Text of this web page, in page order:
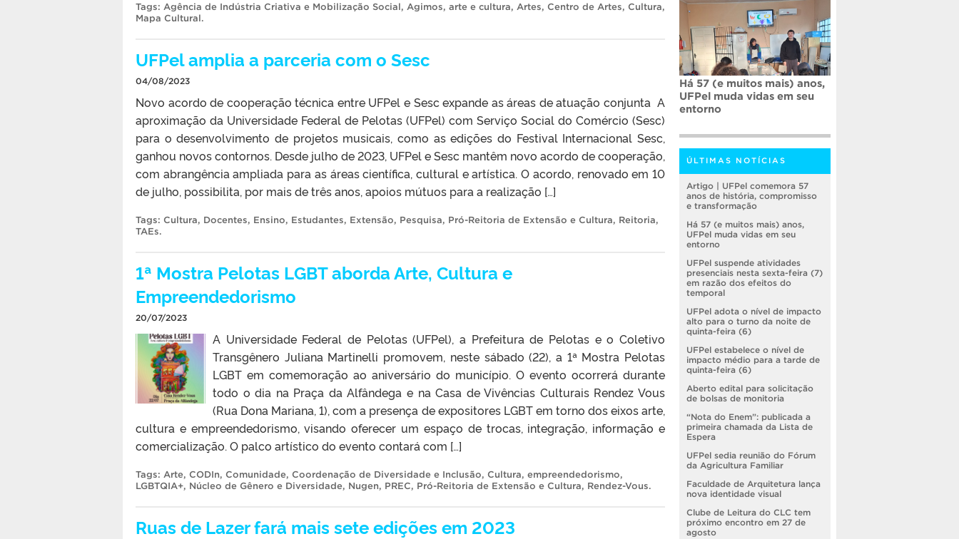
Tags: Agência de Indústria Criativa e Mobilização Social, Agimos, arte e cultura, Artes, Centro de Artes, Cultura,
Mapa Cultural.
UFPel amplia a parceria com o Sesc
04/08/2023
Novo acordo de cooperação técnica entre UFPel e Sesc expande as áreas de atuação conjunta A
aproximação da Universidade Federal de Pelotas (UFPel) com Serviço Social do Comércio (Sesc)
para o desenvolvimento de projetos musicais, como as edições do Festival Internacional Sesc,
ganhou novos contornos. Desde julho de 2023, UFPel e Sesc mantêm novo acordo de cooperação,
com abrangência ampliada para as áreas científica, cultural e artística. O acordo, renovado em 10
de julho, possibilita, por mais de três anos, apoios mútuos para a realização […]
Tags: Cultura, Docentes, Ensino, Estudantes, Extensão, Pesquisa, Pró-Reitoria de Extensão e Cultura, Reitoria,
TAEs.
1ª Mostra Pelotas LGBT aborda Arte, Cultura e
Empreendedorismo
20/07/2023
A Universidade Federal de Pelotas (UFPel), a Prefeitura de Pelotas e o Coletivo
Transgênero Juliana Martinelli promovem, neste sábado (22), a 1ª Mostra Pelotas
LGBT em comemoração ao aniversário do município. O evento ocorrerá durante
todo o dia na Praça da Alfândega e na Casa de Vivências Culturais Rendez Vous
(Rua Dona Mariana, 1), com a presença de expositores LGBT em torno dos eixos arte,
cultura e empreendedorismo, visando oferecer um espaço de trocas, integração, informação e
comercialização. O palco artístico do evento contará com […]
Tags: Arte, CODIn, Comunidade, Coordenação de Diversidade e Inclusão, Cultura, empreendedorismo,
LGBTQIA+, Núcleo de Gênero e Diversidade, Nugen, PREC, Pró-Reitoria de Extensão e Cultura, Rendez-Vous.
Ruas de Lazer fará mais sete edições em 2023
Há 57 (e muitos mais) anos,
UFPel muda vidas em seu
entorno
ÚLTIMAS NOTÍCIAS
Artigo | UFPel comemora 57
anos de história, compromisso
e transformação
Há 57 (e muitos mais) anos,
UFPel muda vidas em seu
entorno
UFPel suspende atividades
presenciais nesta sexta-feira (7)
em razão dos efeitos do
temporal
UFPel adota o nível de impacto
alto para o turno da noite de
quinta-feira (6)
UFPel estabelece o nível de
impacto médio para a tarde de
quinta-feira (6)
Aberto edital para solicitação
de bolsas de monitoria
“Nota do Enem”: publicada a
primeira chamada da Lista de
Espera
UFPel sedia reunião do Fórum
da Agricultura Familiar
Faculdade de Arquitetura lança
nova identidade visual
Clube de Leitura do CLC tem
próximo encontro em 27 de
agosto